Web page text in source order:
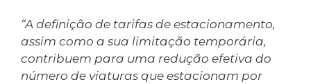
“A definição de tarifas de estacionamento,
assim como a sua limitação temporária,
contribuem para uma redução efetiva do
número de viaturas que estacionam por